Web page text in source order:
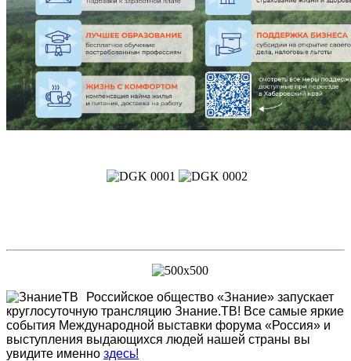
Российское общество «Знание» запускает
круглосуточную трансляцию Знание.ТВ! Все самые яркие
события Международной выставки форума «Россия» и
выступления выдающихся людей нашей страны вы
увидите именно здесь!